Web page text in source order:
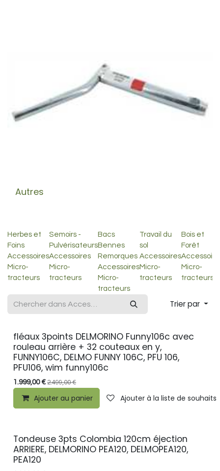
Autres
Herbes et
Foins
Accessoires
Micro-
tracteurs
Semoirs -
Pulvérisateurs
Accessoires
Micro-
tracteurs
Bacs
Bennes
Remorques
Accessoires
Micro-
tracteurs
Travail du
sol
Accessoires
Micro-
tracteurs
Bois et
Forêt
Micro-
tracteurs
Trier par
PROMO
fléaux 3points DELMORINO Funny106c avec
rouleau arrière + 32 couteaux en y,
FUNNY106C, DELMO FUNNY 106C, PFU 106,
PFU106, wim funny106c
1.999,00€ 2.499,00€
Ajouter au panier Ajouter à la liste de souhaits
PROMO
Tondeuse 3pts Colombia 120cm éjection
ARRIERE, DELMORINO PEA120, DELMOPEA120,
PEA120